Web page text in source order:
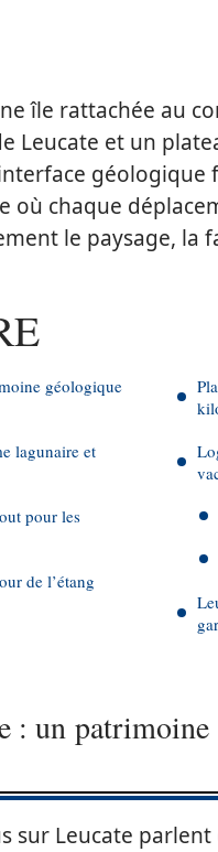
île rattachée au
Leucate et un
géologique
où chaque
le paysage, la
géologique
lagunaire et
pour les
de l’étang
: un
sur Leucate